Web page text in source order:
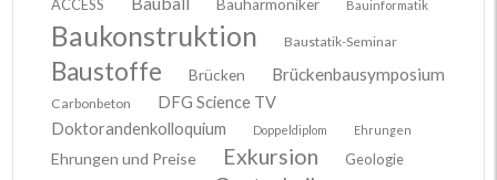
ACCESS Bauharmoniker Bauinformatik
Baukonstruktion Baustatik-Seminar
Baustoffe Brücken Brückenbausymposium
Carbonbeton
DFG Science TV
Doktorandenkolloquium
Doppeldiplom Ehrungen
Ehrungen und Preise Exkursion
Geologie